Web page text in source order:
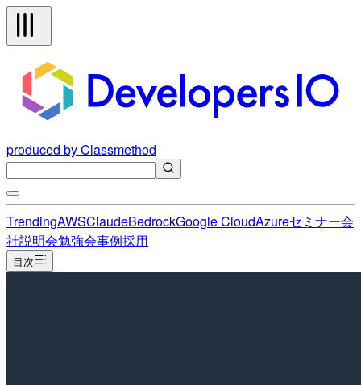
produced by Classmethod
TrendingAWSClaudeBedrockGoogle CloudAzureセミナー会
社説明会勉強会事例採用
目次